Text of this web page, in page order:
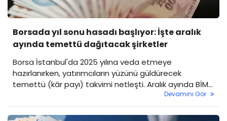
Borsada yıl sonu hasadı başlıyor: İşte aralık
ayında temettü dağıtacak şirketler
Borsa İstanbul'da 2025 yılına veda etmeye
hazırlanırken, yatırımcıların yüzünü güldürecek
temettü (kâr payı) takvimi netleşti. Aralık ayında BİM
ve Turkcell gibi piyasanın devleri yatırımcılarıyla kârını
paylaşacak.
Devamını Gör